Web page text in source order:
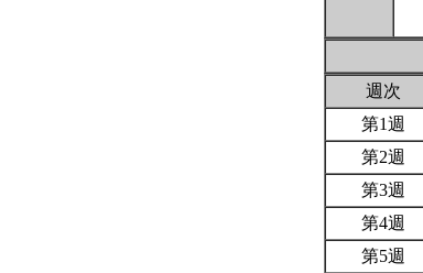
週次
第1週
第2週
第3週
第4週
第5週